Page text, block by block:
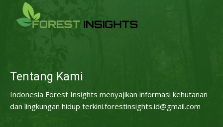
Tentang Kami
Indonesia Forest Insights menyajikan informasi kehutanan
dan lingkungan hidup terkini.forestinsights.id@gmail.com